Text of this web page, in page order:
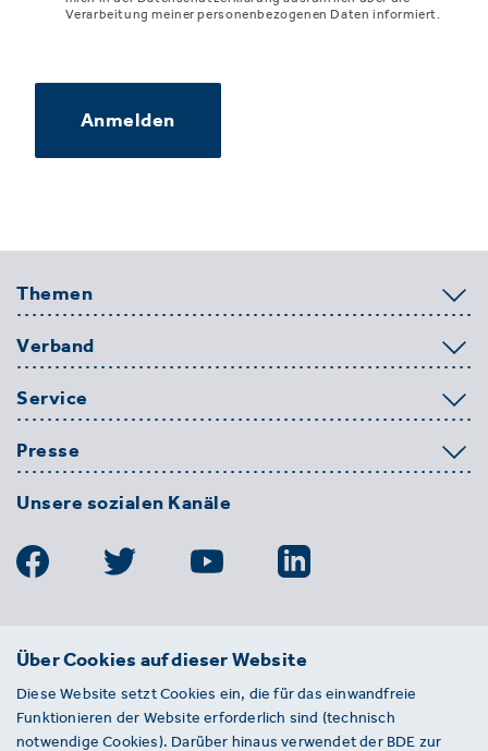
Verarbeitung meiner personenbezogenen Daten informiert.
Anmelden
Themen
Verband
Service
Presse
Unsere sozialen Kanäle
BDE
Entsorgungs-, Wasser- und
Kreislaufwirtschaft e. V.
Über Cookies auf dieser Website
Diese Website setzt Cookies ein, die für das einwandfreie
Funktionieren der Website erforderlich sind (technisch
notwendige Cookies). Darüber hinaus verwendet der BDE zur